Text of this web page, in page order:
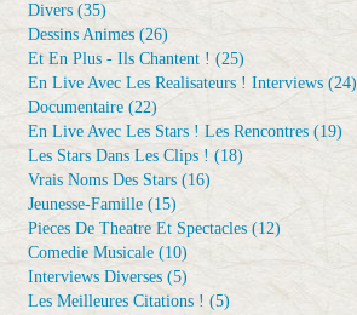
Divers (35)
Dessins Animes (26)
Et En Plus - Ils Chantent ! (25)
En Live Avec Les Realisateurs ! Interviews (24)
Documentaire (22)
En Live Avec Les Stars ! Les Rencontres (19)
Les Stars Dans Les Clips ! (18)
Vrais Noms Des Stars (16)
Jeunesse-Famille (15)
Pieces De Theatre Et Spectacles (12)
Comedie Musicale (10)
Interviews Diverses (5)
Les Meilleures Citations ! (5)